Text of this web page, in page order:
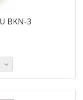
BKN-3